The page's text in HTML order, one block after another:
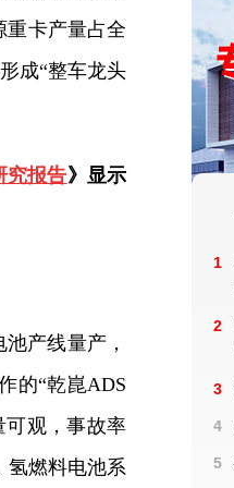
重卡产量占全
成“整车龙头
究报告》显示
产线量产，
的“乾崑ADS
可观，事故率
氢燃料电池系
1
2
3
4
5